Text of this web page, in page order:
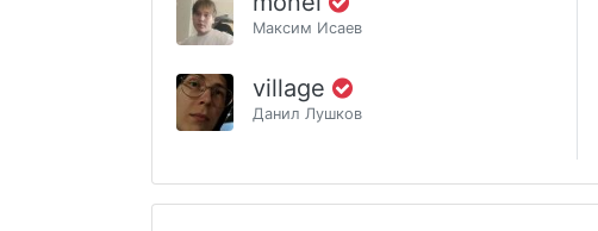
Максим Исаев
village
Данил Лушков